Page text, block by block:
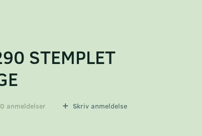
STEMPLET
0 anmeldelser Skriv anmeldelse